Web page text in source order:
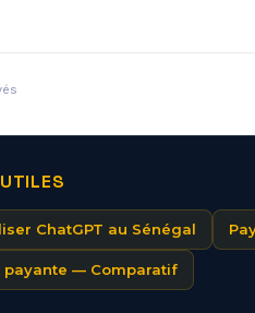
ChatGPT au Sénégal
payante — Comparatif